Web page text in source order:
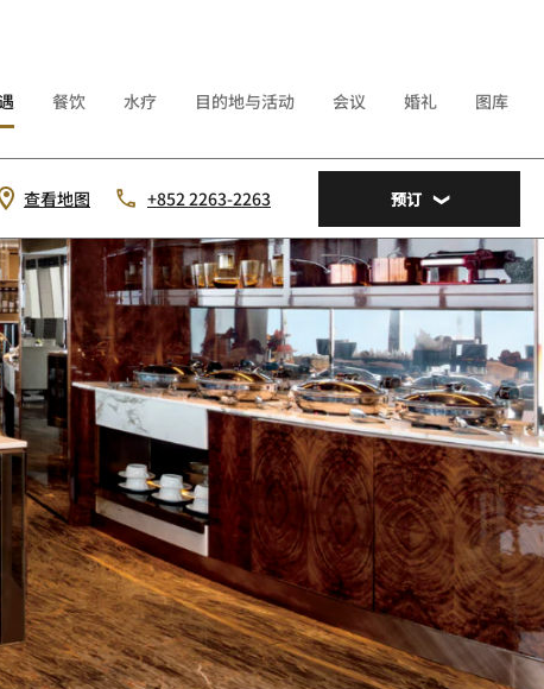
餐饮 水疗 目的地与活动 会议 婚礼 图库
查看地图 +852 2263-2263 预订